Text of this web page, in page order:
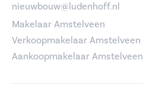
nieuwbouw@ludenhoff.nl
Makelaar Amstelveen
Verkoopmakelaar Amstelveen
Aankoopmakelaar Amstelveen